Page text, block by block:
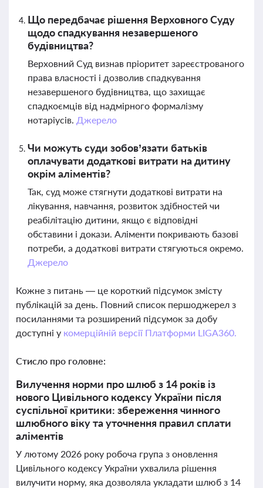
Що передбачає рішення Верховного Суду
щодо спадкування незавершеного
будівництва?
Верховний Суд визнав пріоритет зареєстрованого
права власності і дозволив спадкування
незавершеного будівництва, що захищає
спадкоємців від надмірного формалізму
нотаріусів. Джерело
Чи можуть суди зобов’язати батьків
оплачувати додаткові витрати на дитину
окрім аліментів?
Так, суд може стягнути додаткові витрати на
лікування, навчання, розвиток здібностей чи
реабілітацію дитини, якщо є відповідні
обставини і докази. Аліменти покривають базові
потреби, а додаткові витрати стягуються окремо.
Джерело
Кожне з питань — це короткий підсумок змісту
публікацій за день. Повний список першоджерел з
посиланнями та розширений підсумок за добу
доступні у комерційній версії Платформи LIGA360.
Стисло про головне:
Вилучення норми про шлюб з 14 років із
нового Цивільного кодексу України після
суспільної критики: збереження чинного
шлюбного віку та уточнення правил сплати
аліментів
У лютому 2026 року робоча група з оновлення
Цивільного кодексу України ухвалила рішення
вилучити норму, яка дозволяла укладати шлюб з 14